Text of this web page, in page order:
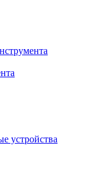
устройства